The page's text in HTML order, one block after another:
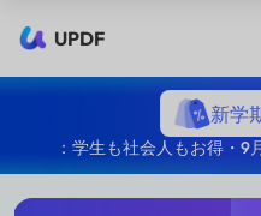
UPDF
新学
：学生も社会人もお得・9